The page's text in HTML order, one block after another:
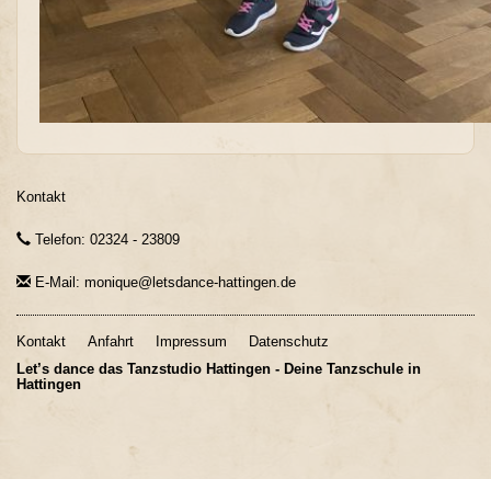
Kontakt
Telefon: 02324 - 23809
E-Mail: monique@letsdance-hattingen.de
Kontakt Anfahrt Impressum
Datenschutz
Let’s dance das Tanzstudio Hattingen - Deine Tanzschule in
Hattingen